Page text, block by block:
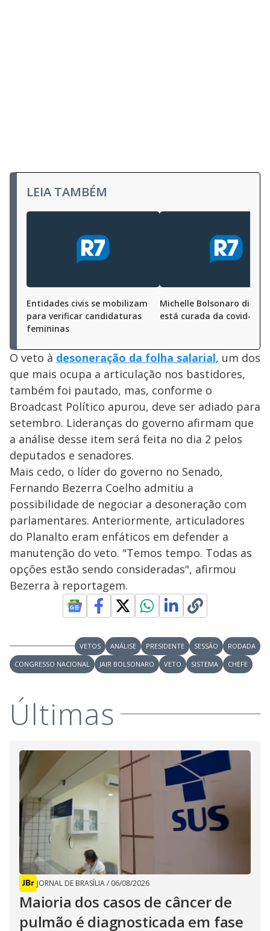
LEIA TAMBÉM
Entidades civis se mobilizam
para verificar candidaturas
femininas
Michelle Bolsonaro diz
está curada da covid-19
O veto à desoneração da folha salarial, um dos
que mais ocupa a articulação nos bastidores,
também foi pautado, mas, conforme o
Broadcast Político apurou, deve ser adiado para
setembro. Lideranças do governo afirmam que
a análise desse item será feita no dia 2 pelos
deputados e senadores.
Mais cedo, o líder do governo no Senado,
Fernando Bezerra Coelho admitiu a
possibilidade de negociar a desoneração com
parlamentares. Anteriormente, articuladores
do Planalto eram enfáticos em defender a
manutenção do veto. "Temos tempo. Todas as
opções estão sendo consideradas", afirmou
Bezerra à reportagem.
VETOS ANÁLISE PRESIDENTE SESSÃO
RODADA
CONGRESSO NACIONAL
JAIR BOLSONARO VETO SISTEMA CHEFE
Últimas
JORNAL DE BRASÍLIA/ 06/08/2026
Maioria dos casos de câncer de
pulmão é diagnosticada em fase